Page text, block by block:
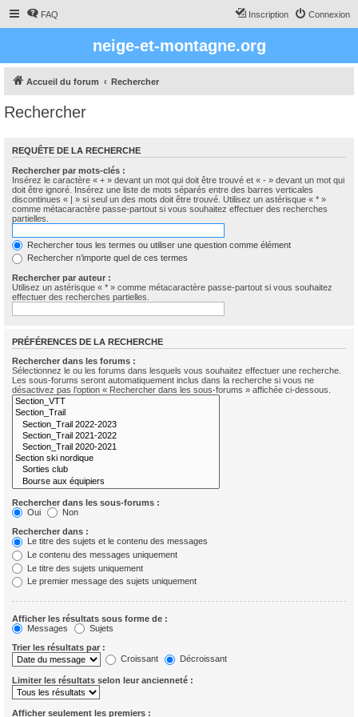
FAQ Connexion
Inscription
neige-et-montagne.org
Accueil du forum Rechercher
Rechercher
REQUÊTE DE LA RECHERCHE
Rechercher par mots-clés :
Insérez le caractère « + » devant un mot qui doit être trouvé et « - » devant un mot qui
doit être ignoré. Insérez une liste de mots séparés entre des barres verticales
discontinues « | » si seul un des mots doit être trouvé. Utilisez un astérisque « * »
comme métacaractère passe-partout si vous souhaitez effectuer des recherches
partielles.
Rechercher tous les termes ou utiliser une question comme élément
Rechercher n’importe quel de ces termes
Rechercher par auteur :
Utilisez un astérisque « * » comme métacaractère passe-partout si vous souhaitez
effectuer des recherches partielles.
PRÉFÉRENCES DE LA RECHERCHE
Rechercher dans les forums :
Sélectionnez le ou les forums dans lesquels vous souhaitez effectuer une recherche.
Les sous-forums seront automatiquement inclus dans la recherche si vous ne
désactivez pas l’option « Rechercher dans les sous-forums » affichée ci-dessous.
Rechercher dans les sous-forums :
Oui
Non
Rechercher dans :
Le titre des sujets et le contenu des messages
Le contenu des messages uniquement
Le titre des sujets uniquement
Le premier message des sujets uniquement
Afficher les résultats sous forme de :
Messages
Sujets
Trier les résultats par :
Croissant
Décroissant
Limiter les résultats selon leur ancienneté :
Afficher seulement les premiers :